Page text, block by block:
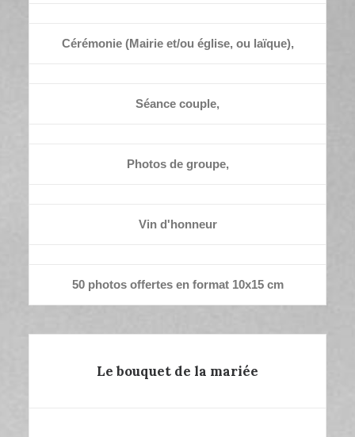
Cérémonie (Mairie et/ou église, ou laïque),
Séance couple,
Photos de groupe,
Vin d'honneur
50 photos offertes en format 10x15 cm
Le bouquet de la mariée